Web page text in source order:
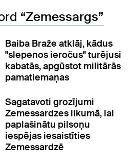
“Zemessargs”
Baiba Braže atklāj, kādus
"slepenos ieročus" turējusi
kabatās, apgūstot militārās
pamatiemaņas
Sagatavoti grozījumi
Zemessardzes likumā, lai
paplašinātu pilsoņu
iespējas iesaistīties
Zemessardzē